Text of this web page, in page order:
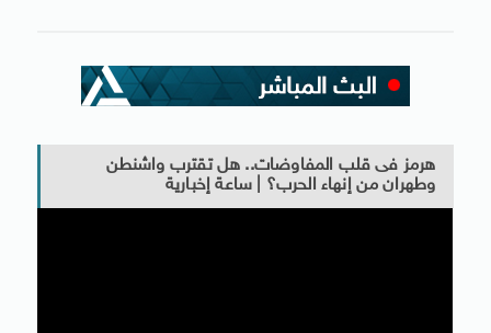
هرمز فى قلب المفاوضات.. هل تقترب واشنطن
وطهران من إنهاء الحرب؟ | ساعة إخبارية